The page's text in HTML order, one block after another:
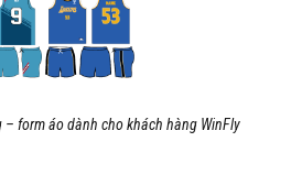
– form áo dành cho khách hàng WinFly